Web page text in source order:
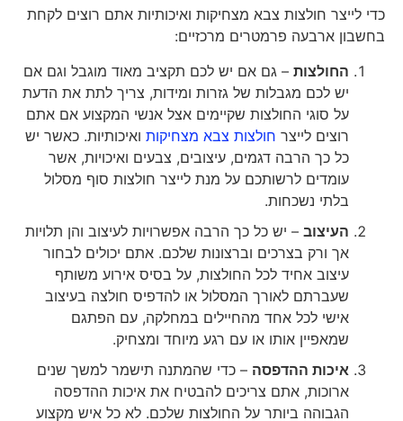
כדי לייצר חולצות צבא מצחיקות ואיכותיות אתם רוצים לקחת
בחשבון ארבעה פרמטרים מרכזיים:
החולצות– גם אם יש לכם תקציב מאוד מוגבל וגם אם
יש לכם מגבלות של גזרות ומידות, צריך לתת את הדעת
על סוגי החולצות שקיימים אצל אנשי המקצוע אם אתם
רוצים לייצרחולצות צבא מצחיקותואיכותיות. כאשר יש
כל כך הרבה דגמים, עיצובים, צבעים ואיכויות, אשר
עומדים לרשותכם על מנת לייצר חולצות סוף מסלול
בלתי נשכחות.
העיצוב– יש כל כך הרבה אפשרויות לעיצוב והן תלויות
אך ורק בצרכים וברצונות שלכם. אתם יכולים לבחור
עיצוב אחיד לכל החולצות, על בסיס אירוע משותף
שעברתם לאורך המסלול או להדפיס חולצה בעיצוב
אישי לכל אחד מהחיילים במחלקה, עם הפתגם
שמאפיין אותו או עם רגע מיוחד ומצחיק.
איכות ההדפסה– כדי שהמתנה תישמר למשך שנים
ארוכות, אתם צריכים להבטיח את איכות ההדפסה
הגבוהה ביותר על החולצות שלכם. לא כל איש מקצוע